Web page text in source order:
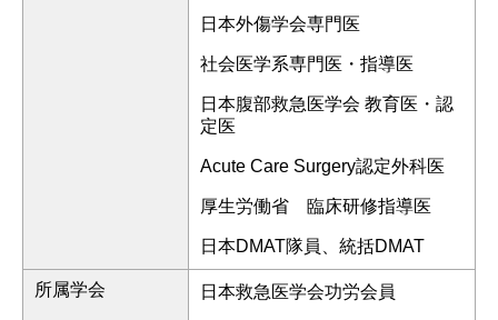
日本外傷学会専門医
社会医学系専門医・指導医
日本腹部救急医学会 教育医・認
定医
Acute Care Surgery認定外科医
厚生労働省 臨床研修指導医
日本DMAT隊員、統括DMAT
所属学会 日本救急医学会功労会員